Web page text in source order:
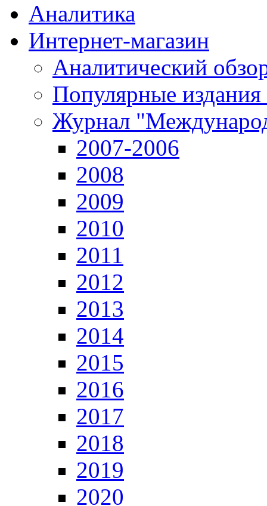
Аналитика
Интернет-магазин
Аналитический
Популярные
Журнал
2007-2006
2008
2009
2010
2011
2012
2013
2014
2015
2016
2017
2018
2019
2020